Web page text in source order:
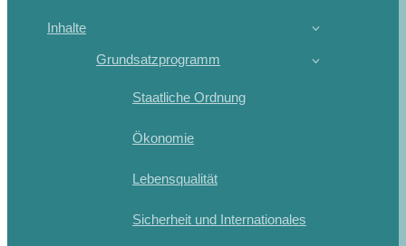
Inhalte
Grundsatzprogramm
Staatliche Ordnung
Ökonomie
Lebensqualität
Sicherheit und Internationales